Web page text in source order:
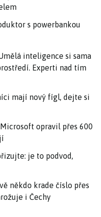
s powerbankou
inteligence si sama
Experti nad tím
mají nový fígl, dejte si
opravil přes 600
je to podvod,
někdo krade číslo přes
i Čechy